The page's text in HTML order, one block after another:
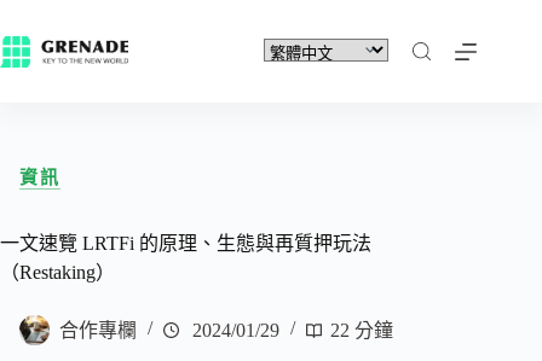
資訊
一文速覽 LRTFi 的原理、生態與再質押玩法
（Restaking）
合作專欄 2024/01/29 22 分鐘